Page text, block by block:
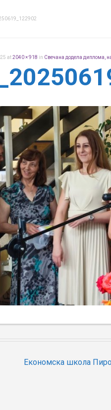
at2040 × 918 in Свечана додела диплома,
Економска школа